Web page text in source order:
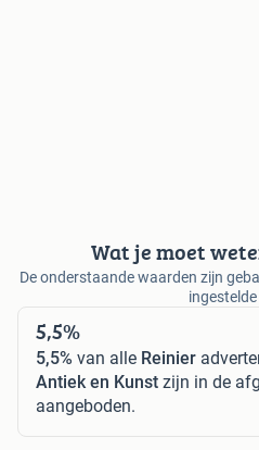
Wat je moet
De onderstaande waarden zijn
5,5%
5,5% van alle Reinier
Antiek en Kunst zijn in de
aangeboden.